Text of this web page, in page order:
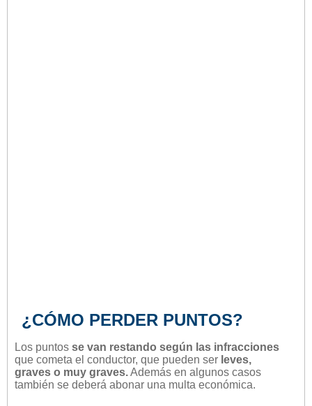
¿CÓMO PERDER PUNTOS?
Los puntos se van restando según las infracciones
que cometa el conductor, que pueden ser leves,
graves o muy graves.Además en algunos casos
también se deberá abonar una multa económica.